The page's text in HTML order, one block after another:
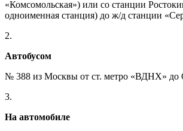
«Комсомольская») или со станции
одноименная станция) до ж/д станции
2.
Автобусом
№ 388 из Москвы от ст. метро «ВДНХ» до
3.
На автомобиле